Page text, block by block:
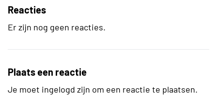
Reacties
Er zijn nog geen reacties.
Plaats een reactie
Je moet ingelogd zijn om een reactie te plaatsen.